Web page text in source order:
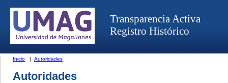
Transparencia Activa
Registro Histórico
Inicio | Autoridades
Autoridades